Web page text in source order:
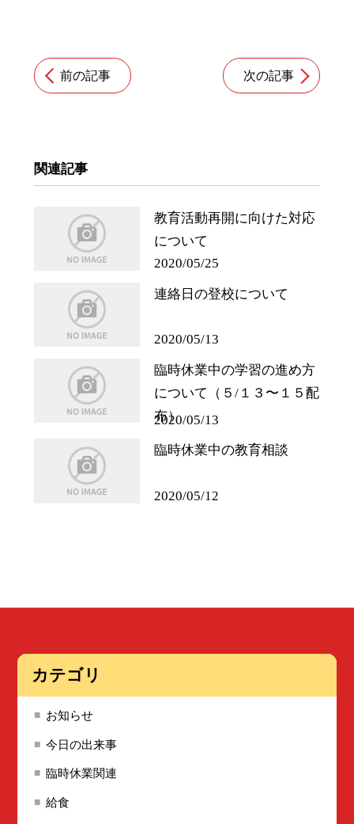
前の記事 次の記事
関連記事
教育活動再開に向けた対応
について
2020/05/25
連絡日の登校について
2020/05/13
臨時休業中の学習の進め方
について（５/１３〜１５配
布）
2020/05/13
臨時休業中の教育相談
2020/05/12
カテゴリ
お知らせ
今日の出来事
臨時休業関連
給食